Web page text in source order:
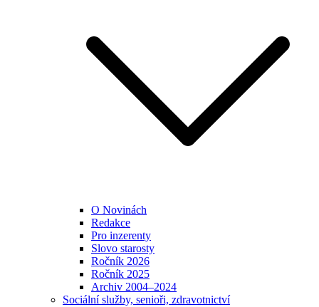
O Novinách
Redakce
Pro inzerenty
Slovo starosty
Ročník 2026
Ročník 2025
Archiv 2004–2024
Sociální služby, senioři, zdravotnictví